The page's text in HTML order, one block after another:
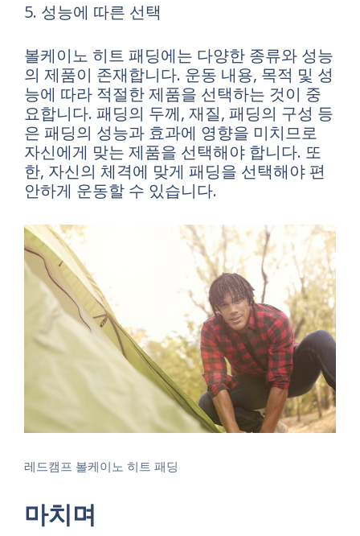
5. 성능에 따른 선택
볼케이노 히트 패딩에는 다양한 종류와 성능
의 제품이 존재합니다. 운동 내용, 목적 및 성
능에 따라 적절한 제품을 선택하는 것이 중
요합니다. 패딩의 두께, 재질, 패딩의 구성 등
은 패딩의 성능과 효과에 영향을 미치므로
자신에게 맞는 제품을 선택해야 합니다. 또
한, 자신의 체격에 맞게 패딩을 선택해야 편
안하게 운동할 수 있습니다.
레드캠프 볼케이노 히트 패딩
마치며